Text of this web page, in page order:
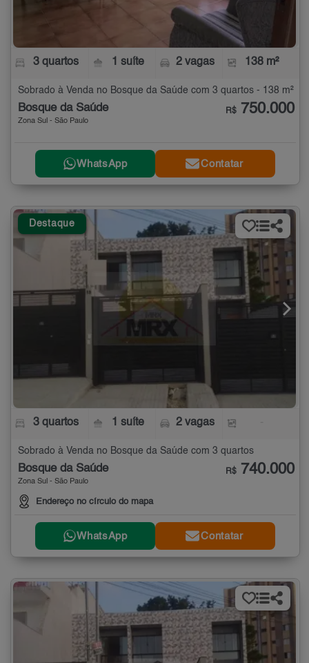
3 quartos 1 suíte 2 vagas 138 m²
Sobrado à Venda no Bosque da Saúde com 3 quartos - 138 m²
Bosque da Saúde
Zona Sul - São Paulo
R$ 750.000
WhatsApp Contatar
Destaque
3 quartos 1 suíte 2 vagas
Sobrado à Venda no Bosque da Saúde com 3 quartos
Bosque da Saúde
Zona Sul - São Paulo
Endereço no círculo do mapa
R$ 740.000
WhatsApp Contatar